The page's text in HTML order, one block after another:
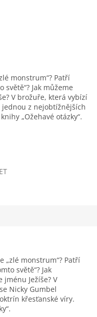
monstrum“? Patří
Jak můžeme
V brožuře, která vybízí
jednou z nejobtížnějších
„Ožehavé otázky“.
„zlé monstrum“? Patří
světě“? Jak
Ježíše? V
Nicky Gumbel
křesťanské víry.